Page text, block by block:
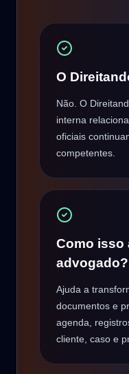
O
Não. O
interna
oficiais
competentes.
Como isso
advogado?
Ajuda a
documentos e
agenda,
cliente, caso e